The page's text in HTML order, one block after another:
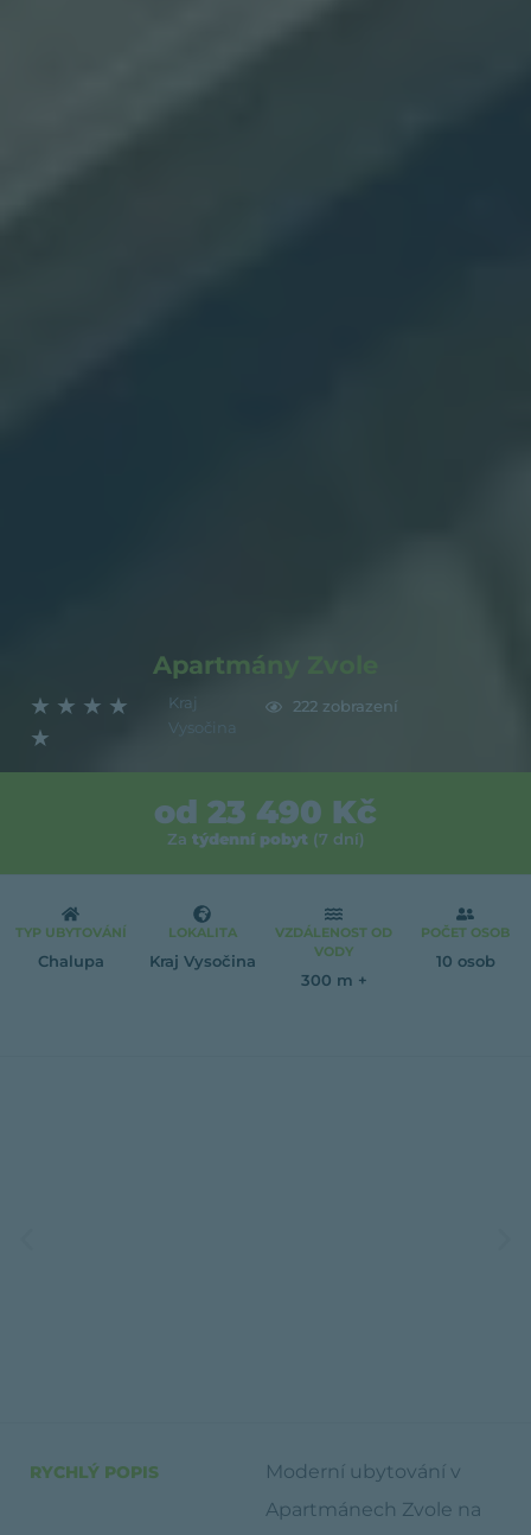
Apartmány Zvole
★ ★ ★ ★
★
Kraj
Vysočina
222 zobrazení
od 23 490 Kč
Za týdenní pobyt(7 dní)
TYP UBYTOVÁNÍ
Chalupa
LOKALITA
Kraj Vysočina
VZDÁLENOST OD
VODY
300 m +
POČET OSOB
10 osob
RYCHLÝ POPIS
Moderní ubytování v
Apartmánech Zvole na